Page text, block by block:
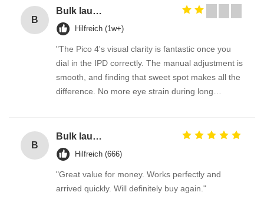
B
Bulk laundry detergent / washing detergent liquid for sale
Hilfreich (1w+)
"The Pico 4's visual clarity is fantastic once you
dial in the IPD correctly. The manual adjustment is
smooth, and finding that sweet spot makes all the
difference. No more eye strain during long
fantastic once you dial in the IPD correctly. The
manual adjustment is smooth, and finding that
sweet spot makes all the difference. No more eye
strain during long sessions. Highly recommend
taking the time to set it up properly!""The Pico 4's
B
Bulk laundry detergent / washing detergent liquid for sale
Hilfreich (666)
"Great value for money. Works perfectly and
arrived quickly. Will definitely buy again."